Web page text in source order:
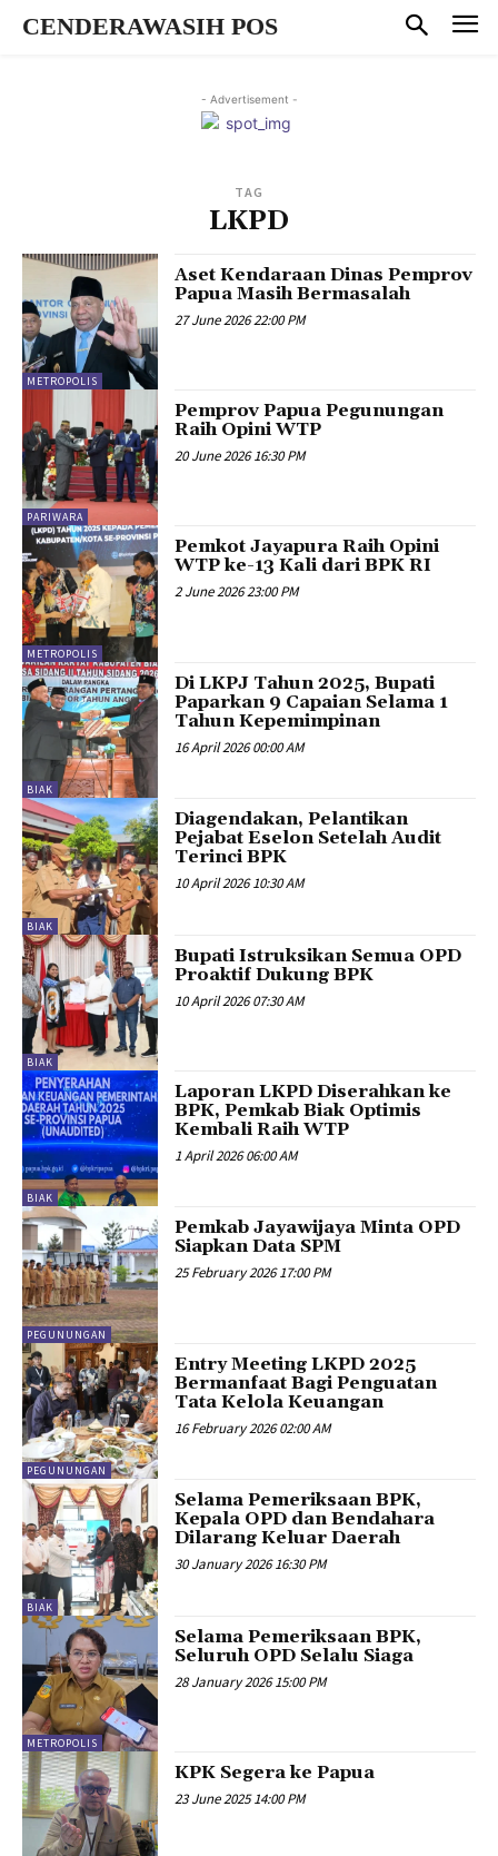
CENDERAWASIH POS
- Advertisement -
TAG
LKPD
METROPOLIS
Aset Kendaraan Dinas Pemprov
Papua Masih Bermasalah
27 June 2026 22:00 PM
PARIWARA
Pemprov Papua Pegunungan
Raih Opini WTP
20 June 2026 16:30 PM
METROPOLIS
Pemkot Jayapura Raih Opini
WTP ke-13 Kali dari BPK RI
2 June 2026 23:00 PM
BIAK
Di LKPJ Tahun 2025, Bupati
Paparkan 9 Capaian Selama 1
Tahun Kepemimpinan
16 April 2026 00:00 AM
BIAK
Diagendakan, Pelantikan
Pejabat Eselon Setelah Audit
Terinci BPK
10 April 2026 10:30 AM
BIAK
Bupati Istruksikan Semua OPD
Proaktif Dukung BPK
10 April 2026 07:30 AM
BIAK
Laporan LKPD Diserahkan ke
BPK, Pemkab Biak Optimis
Kembali Raih WTP
1 April 2026 06:00 AM
PEGUNUNGAN
Pemkab Jayawijaya Minta OPD
Siapkan Data SPM
25 February 2026 17:00 PM
PEGUNUNGAN
Entry Meeting LKPD 2025
Bermanfaat Bagi Penguatan
Tata Kelola Keuangan
16 February 2026 02:00 AM
BIAK
Selama Pemeriksaan BPK,
Kepala OPD dan Bendahara
Dilarang Keluar Daerah
30 January 2026 16:30 PM
METROPOLIS
Selama Pemeriksaan BPK,
Seluruh OPD Selalu Siaga
28 January 2026 15:00 PM
KPK Segera ke Papua
23 June 2025 14:00 PM